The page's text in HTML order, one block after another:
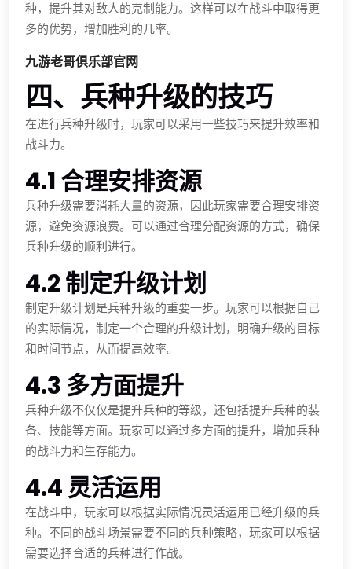
种，提升其对敌人的克制能力。这样可以在战斗中取得更
多的优势，增加胜利的几率。
九游老哥俱乐部官网
四、兵种升级的技巧
在进行兵种升级时，玩家可以采用一些技巧来提升效率和
战斗力。
4.1 合理安排资源
兵种升级需要消耗大量的资源，因此玩家需要合理安排资
源，避免资源浪费。可以通过合理分配资源的方式，确保
兵种升级的顺利进行。
4.2 制定升级计划
制定升级计划是兵种升级的重要一步。玩家可以根据自己
的实际情况，制定一个合理的升级计划，明确升级的目标
和时间节点，从而提高效率。
4.3 多方面提升
兵种升级不仅仅是提升兵种的等级，还包括提升兵种的装
备、技能等方面。玩家可以通过多方面的提升，增加兵种
的战斗力和生存能力。
4.4 灵活运用
在战斗中，玩家可以根据实际情况灵活运用已经升级的兵
种。不同的战斗场景需要不同的兵种策略，玩家可以根据
需要选择合适的兵种进行作战。